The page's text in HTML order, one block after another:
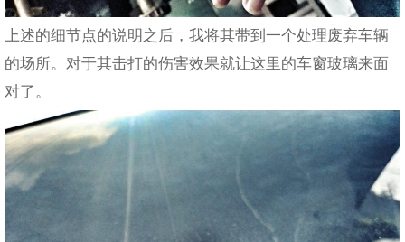
上述的细节点的说明之后，我将其带到一个处理废弃车辆
的场所。对于其击打的伤害效果就让这里的车窗玻璃来面
对了。